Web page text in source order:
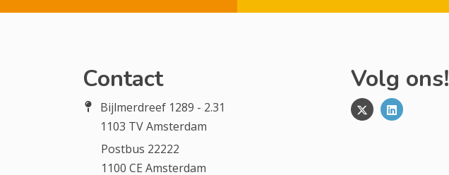
Contact
Bijlmerdreef 1289 - 2.31
1103 TV Amsterdam
Postbus 22222
1100 CE Amsterdam
Volg ons!